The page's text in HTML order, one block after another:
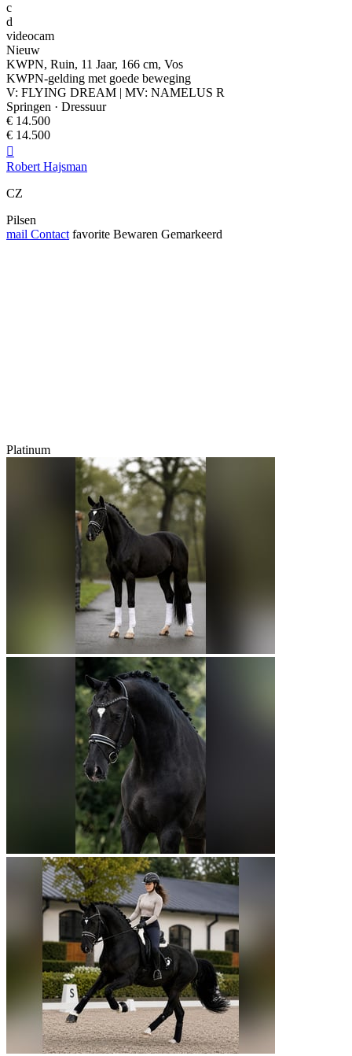
c
d
videocam
Nieuw
KWPN, Ruin, 11 Jaar, 166 cm, Vos
KWPN-gelding met goede beweging
V: FLYING DREAM | MV: NAMELUS R
Springen · Dressuur
€ 14.500
€ 14.500

Robert Hajsman
CZ
Pilsen
mail Contact favorite Bewaren Gemarkeerd
Platinum